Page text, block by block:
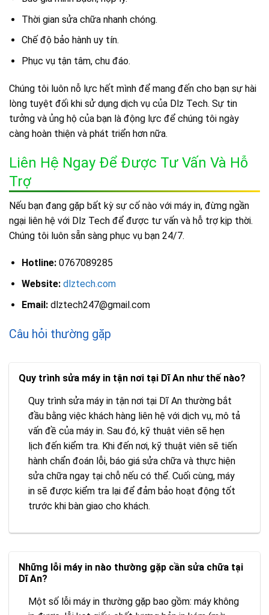
Thời gian sửa chữa nhanh chóng.
Chế độ bảo hành uy tín.
Phục vụ tận tâm, chu đáo.
Chúng tôi luôn nỗ lực hết mình để mang đến cho bạn sự hài
lòng tuyệt đối khi sử dụng dịch vụ của Dlz Tech. Sự tin
tưởng và ủng hộ của bạn là động lực để chúng tôi ngày
càng hoàn thiện và phát triển hơn nữa.
Liên Hệ Ngay Để Được Tư Vấn Và Hỗ
Trợ
Nếu bạn đang gặp bất kỳ sự cố nào với máy in, đừng ngần
ngại liên hệ với Dlz Tech để được tư vấn và hỗ trợ kịp thời.
Chúng tôi luôn sẵn sàng phục vụ bạn 24/7.
Hotline:0767089285
Website: dlztech.com
Email:dlztech247@gmail.com
Câu hỏi thường gặp
Quy trình sửa máy in tận nơi tại Dĩ An như thế nào?
Quy trình sửa máy in tận nơi tại Dĩ An thường bắt
đầu bằng việc khách hàng liên hệ với dịch vụ, mô tả
vấn đề của máy in. Sau đó, kỹ thuật viên sẽ hẹn
lịch đến kiểm tra. Khi đến nơi, kỹ thuật viên sẽ tiến
hành chẩn đoán lỗi, báo giá sửa chữa và thực hiện
sửa chữa ngay tại chỗ nếu có thể. Cuối cùng, máy
in sẽ được kiểm tra lại để đảm bảo hoạt động tốt
trước khi bàn giao cho khách.
Những lỗi máy in nào thường gặp cần sửa chữa tại
Dĩ An?
Một số lỗi máy in thường gặp bao gồm: máy không